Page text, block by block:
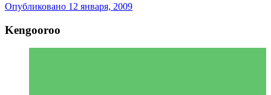
Опубликовано 12 января, 2009
Kengooroo